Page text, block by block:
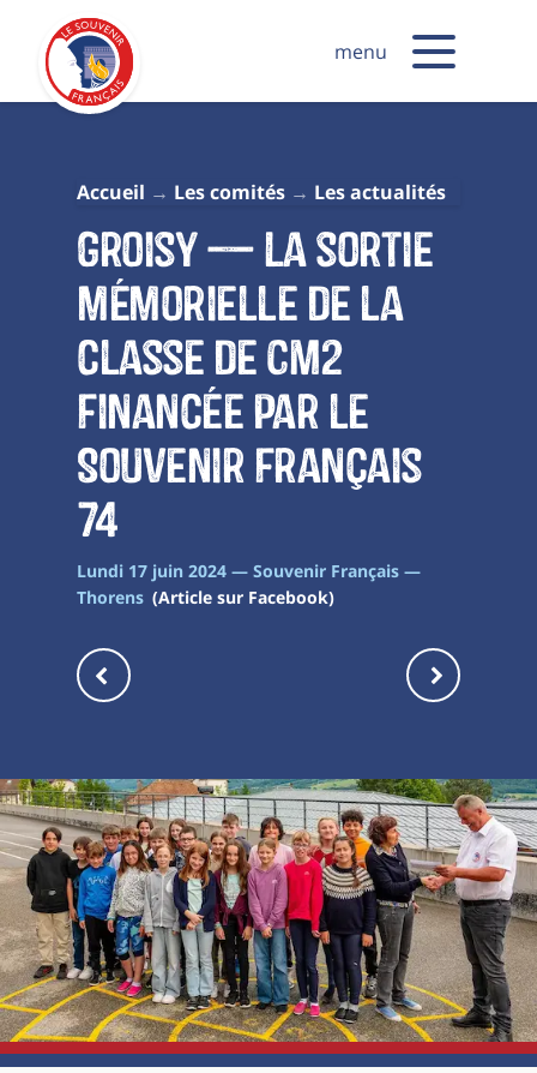
menu
Accueil Les comités Les actualités
Groisy — La sortie
mémorielle de la
classe de CM2
financée par le
Souvenir français
74
Lundi 17 juin 2024 — Souvenir Français —
Thorens (Article sur Facebook)